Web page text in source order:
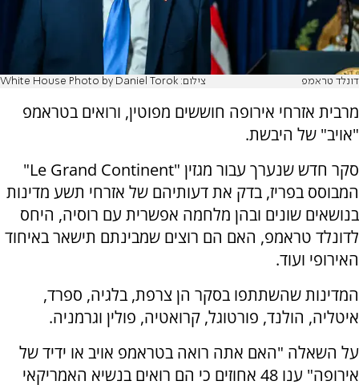
דונלד טראמפ צילום: White House Photo by Daniel Torok
מרבית אזרחי אירופה חוששים מפוטין, ורואים בטראמפ
"אויב" של היבשת.
סקר חדש שנערך עבור מגזין "Le Grand Continent
"
המבוסס בפריז, בדק את דעותיהם של אזרחי תשע מדינות
בנושאים שונים ובהן מלחמה אפשרית עם רוסיה, היחס
לדונלד טראמפ, האם הם רוצים שמבינתם תישאר באיחוד
האירופי ועוד.
המדינות שהשתתפו בסקר הן צרפת, בלגיה, ספרד,
איטליה, הולנד, פורטוגל, קרואטיה, פולין וגרמניה.
על השאלה "האם אתה רואה בטראמפ אויב או ידיד של
אירופה" ענו 48 אחוזים כי הם רואים בנשיא האמריקאי